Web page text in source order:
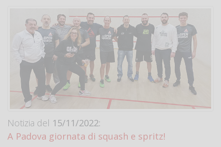
Notizia del 15/11/2022:
A Padova giornata di squash e spritz!